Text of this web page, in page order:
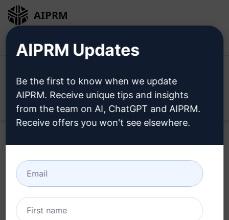
AIPRM
AIPRM Overal Widget
AIPRM Updates
Be the first to know when we update
AIPRM. Receive unique tips and insights
from the team on AI, ChatGPT and AIPRM.
Receive offers you won't see elsewhere.